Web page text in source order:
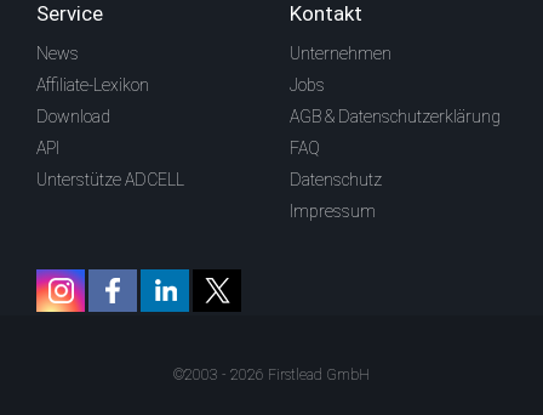
Service
News
Affiliate-Lexikon
Download
API
Unterstütze ADCELL
Kontakt
Unternehmen
Jobs
AGB & Datenschutzerklärung
FAQ
Datenschutz
Impressum
©2003 - 2026 Firstlead GmbH